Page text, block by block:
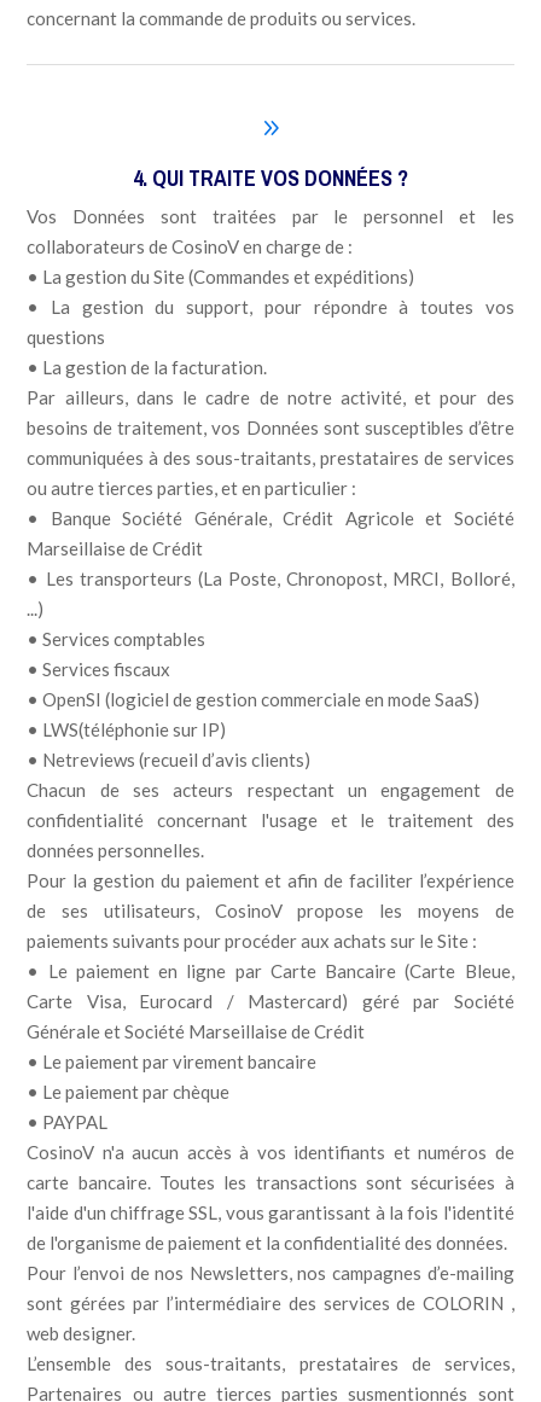
concernant la commande de produits ou services.
9
4. QUI TRAITE VOS DONNÉES ?
Vos Données sont traitées par le personnel et les
collaborateurs de CosinoV en charge de :
• La gestion du Site (Commandes et expéditions)
• La gestion du support, pour répondre à toutes vos
questions
• La gestion de la facturation.
Par ailleurs, dans le cadre de notre activité, et pour des
besoins de traitement, vos Données sont susceptibles d’être
communiquées à des sous-traitants, prestataires de services
ou autre tierces parties, et en particulier :
• Banque Société Générale, Crédit Agricole et Société
Marseillaise de Crédit
• Les transporteurs (La Poste, Chronopost, MRCI, Bolloré,
...)
• Services comptables
• Services fiscaux
• OpenSI (logiciel de gestion commerciale en mode SaaS)
• LWS(téléphonie sur IP)
• Netreviews (recueil d’avis clients)
Chacun de ses acteurs respectant un engagement de
confidentialité concernant l'usage et le traitement des
données personnelles.
Pour la gestion du paiement et afin de faciliter l’expérience
de ses utilisateurs, CosinoV propose les moyens de
paiements suivants pour procéder aux achats sur le Site :
• Le paiement en ligne par Carte Bancaire (Carte Bleue,
Carte Visa, Eurocard / Mastercard) géré par Société
Générale et Société Marseillaise de Crédit
• Le paiement par virement bancaire
• Le paiement par chèque
• PAYPAL
CosinoV n'a aucun accès à vos identifiants et numéros de
carte bancaire. Toutes les transactions sont sécurisées à
l'aide d'un chiffrage SSL, vous garantissant à la fois l'identité
de l'organisme de paiement et la confidentialité des données.
Pour l’envoi de nos Newsletters, nos campagnes d’e-mailing
sont gérées par l’intermédiaire des services de COLORIN ,
web designer.
L’ensemble des sous-traitants, prestataires de services,
Partenaires ou autre tierces parties susmentionnés sont